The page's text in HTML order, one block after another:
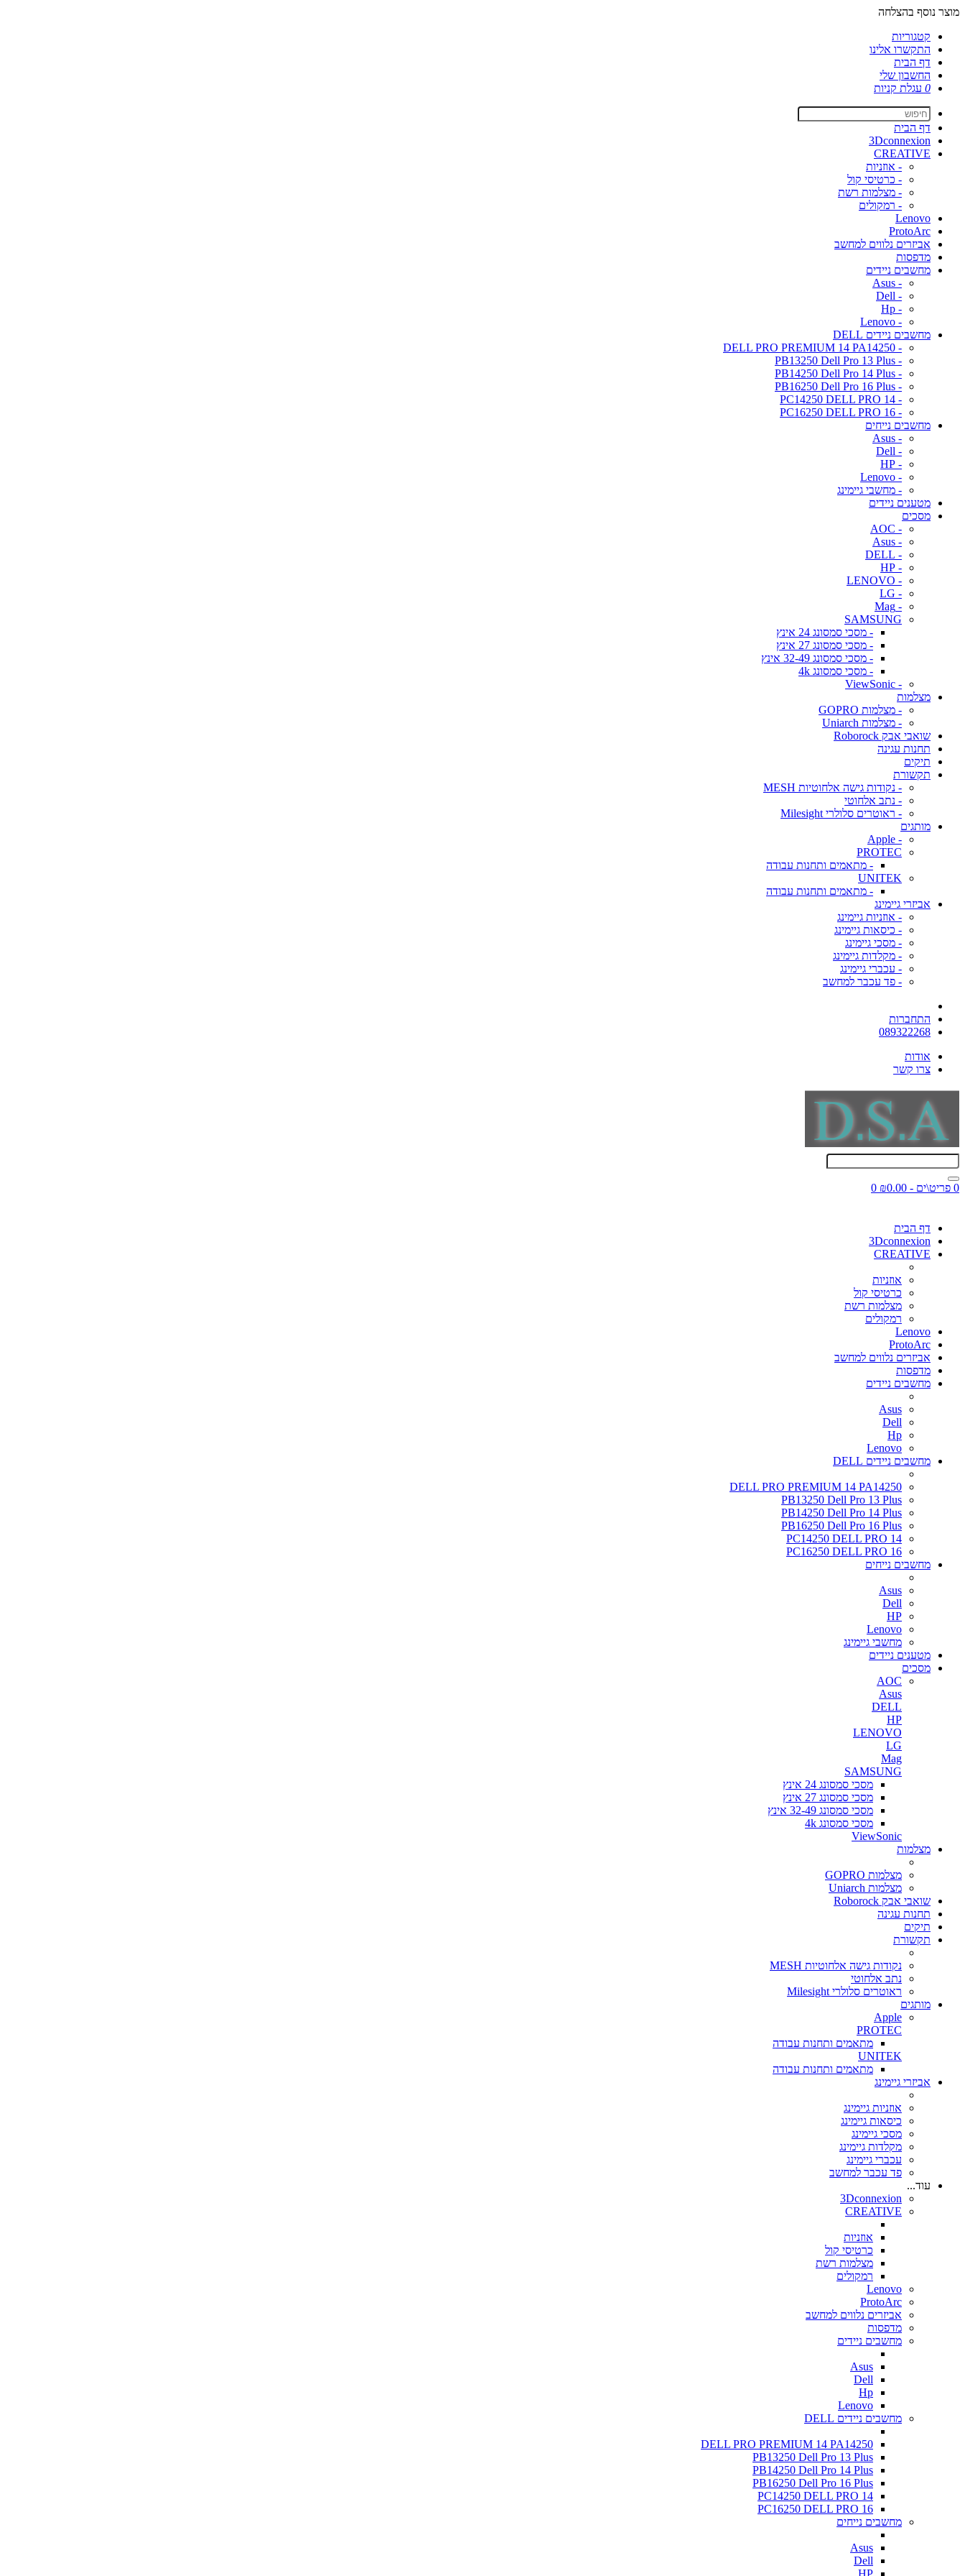
מוצר נוסף בהצלחה
קטגוריות
התקשרו אלינו
דף הבית
החשבון שלי
0 עגלת קניות
דף הבית
3Dconnexion
CREATIVE
- אוזניות
- כרטיסי קול
- מצלמות רשת
- רמקולים
Lenovo
ProtoArc
אביזרים נלווים למחשב
מדפסות
מחשבים ניידים
- Asus
- Dell
- Hp
- Lenovo
מחשבים ניידים DELL
- DELL PRO PREMIUM 14 PA14250
- PB13250 Dell Pro 13 Plus
- PB14250 Dell Pro 14 Plus
- PB16250 Dell Pro 16 Plus
- PC14250 DELL PRO 14
- PC16250 DELL PRO 16
מחשבים נייחים
- Asus
- Dell
- HP
- Lenovo
- מחשבי גיימינג
מטענים ניידים
מסכים
- AOC
- Asus
- DELL
- HP
- LENOVO
- LG
- Mag
SAMSUNG
- מסכי סמסונג 24 אינץ
- מסכי סמסונג 27 אינץ
- מסכי סמסונג 32-49 אינץ
- מסכי סמסונג 4k
- ViewSonic
מצלמות
- מצלמות GOPRO
- מצלמות Uniarch
שואבי אבק Roborock
תחנות עגינה
תיקים
תקשורת
- נקודות גישה אלחוטיות MESH
- נתב אלחוטי
- ראוטרים סלולרי Milesight
מותגים
- Apple
PROTEC
- מתאמים ותחנות עבודה
UNITEK
- מתאמים ותחנות עבודה
אביזרי גיימינג
- אוזניות גיימינג
- כיסאות גיימינג
- מסכי גיימינג
- מקלדות גיימינג
- עכברי גיימינג
- פד עכבר למחשב
התחברות
089322268
אודות
צרו קשר
0 פריט\ים - ₪0.00 0
דף הבית
3Dconnexion
CREATIVE
אוזניות
כרטיסי קול
מצלמות רשת
רמקולים
Lenovo
ProtoArc
אביזרים נלווים למחשב
מדפסות
מחשבים ניידים
Asus
Dell
Hp
Lenovo
מחשבים ניידים DELL
DELL PRO PREMIUM 14 PA14250
PB13250 Dell Pro 13 Plus
PB14250 Dell Pro 14 Plus
PB16250 Dell Pro 16 Plus
PC14250 DELL PRO 14
PC16250 DELL PRO 16
מחשבים נייחים
Asus
Dell
HP
Lenovo
מחשבי גיימינג
מטענים ניידים
מסכים
AOC
Asus
DELL
HP
LENOVO
LG
Mag
SAMSUNG
מסכי סמסונג 24 אינץ
מסכי סמסונג 27 אינץ
מסכי סמסונג 32-49 אינץ
מסכי סמסונג 4k
ViewSonic
מצלמות
מצלמות GOPRO
מצלמות Uniarch
שואבי אבק Roborock
תחנות עגינה
תיקים
תקשורת
נקודות גישה אלחוטיות MESH
נתב אלחוטי
ראוטרים סלולרי Milesight
מותגים
Apple
PROTEC
מתאמים ותחנות עבודה
UNITEK
מתאמים ותחנות עבודה
אביזרי גיימינג
אוזניות גיימינג
כיסאות גיימינג
מסכי גיימינג
מקלדות גיימינג
עכברי גיימינג
פד עכבר למחשב
עוד...
3Dconnexion
CREATIVE
אוזניות
כרטיסי קול
מצלמות רשת
רמקולים
Lenovo
ProtoArc
אביזרים נלווים למחשב
מדפסות
מחשבים ניידים
Asus
Dell
Hp
Lenovo
מחשבים ניידים DELL
DELL PRO PREMIUM 14 PA14250
PB13250 Dell Pro 13 Plus
PB14250 Dell Pro 14 Plus
PB16250 Dell Pro 16 Plus
PC14250 DELL PRO 14
PC16250 DELL PRO 16
מחשבים נייחים
Asus
Dell
HP